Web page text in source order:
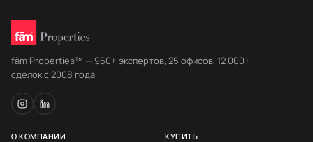
fäm Properties™ — 950+ экспертов, 25 офисов, 12 000+
сделок с 2008 года.
О КОМПАНИИ КУПИТЬ